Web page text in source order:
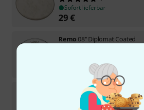
Sofort lieferbar
29€
Remo 08" Diplomat Coated
08" Emperor Black Suede
7